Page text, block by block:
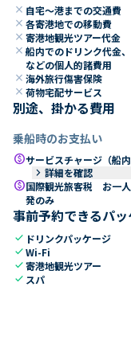
close 自宅～港までの交通費
close 各寄港地での移動費
close 寄港地観光ツアー代金
close 船内でのドリンク代金
などの個人的諸費用
close 海外旅行傷害保険
close 荷物宅配サービス
別途、掛かる費用
乗船時のお支払い
paidサービスチャージ（船
keyboard_arrow_right 詳細を確認
paid国際観光旅客税 お一
発のみ
事前予約できるパ
check ドリンクパッケージ
checkWi-Fi
check寄港地観光ツアー
check スパ